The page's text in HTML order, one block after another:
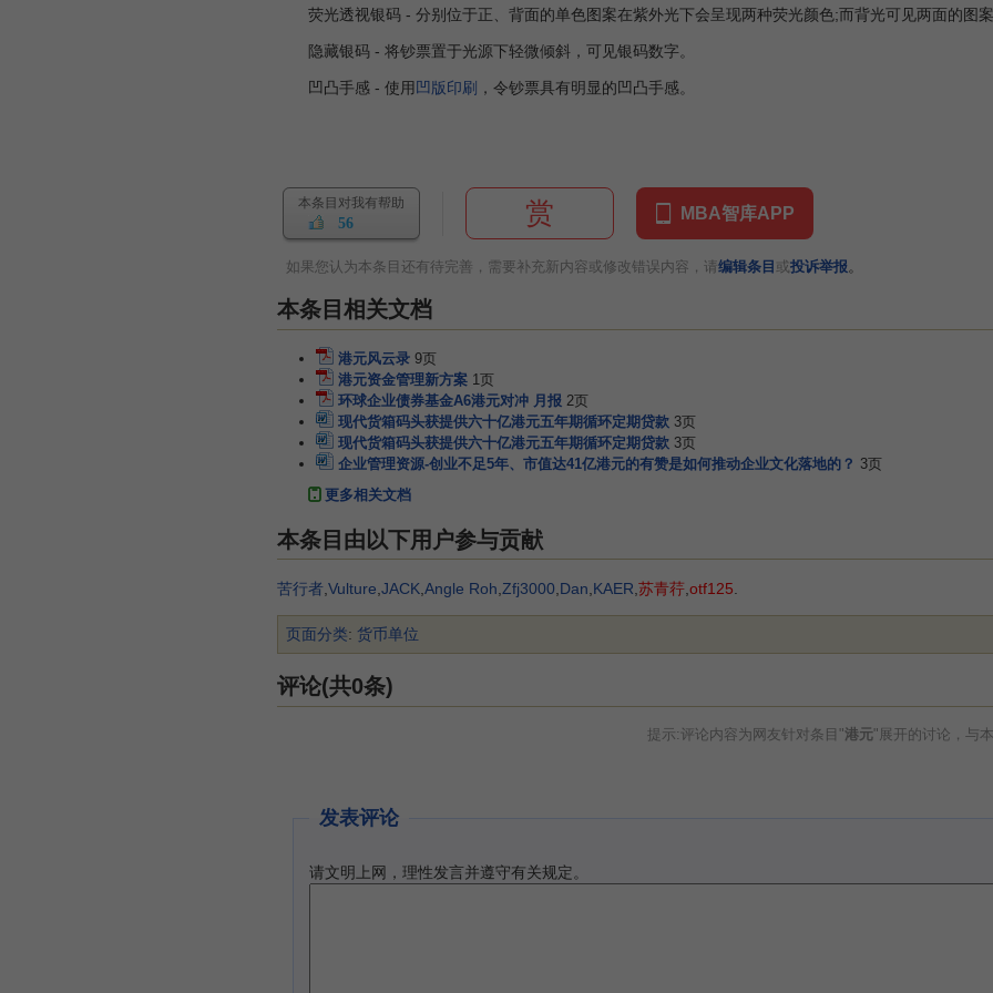
荧光透视银码 - 分别位于正、背面的单色图案在紫外光下会呈现两种荧光颜色;而背光可见两面的图案
隐藏银码 - 将钞票置于光源下轻微倾斜，可见银码数字。
凹凸手感 - 使用 凹版印刷 ，令钞票具有明显的凹凸手感。
本条目对我有帮助
56 赏 MBA智库APP
如果您认为本条目还有待完善，需要补充新内容或修改错误内容，请 编辑条目 或投诉举报。
本条目相关文档
港元风云录 9页
港元资金管理新方案 1页
环球企业债券基金A6港元对冲 月报 2页
现代货箱码头获提供六十亿港元五年期循环定期贷款 3页
现代货箱码头获提供六十亿港元五年期循环定期贷款 3页
企业管理资源-创业不足5年、市值达41亿港元的有赞是如何推动企业文化落地的？ 3页
更多相关文档
本条目由以下用户参与贡献
苦行者 Vulture JACK Angle Roh Zfj3000 Dan KAER 苏青荇 otf125
页面分类: 货币单位
评论(共0条)
提示:评论内容为网友针对条目"港元"展开的讨论，与
发表评论
请文明上网，理性发言并遵守有关规定。